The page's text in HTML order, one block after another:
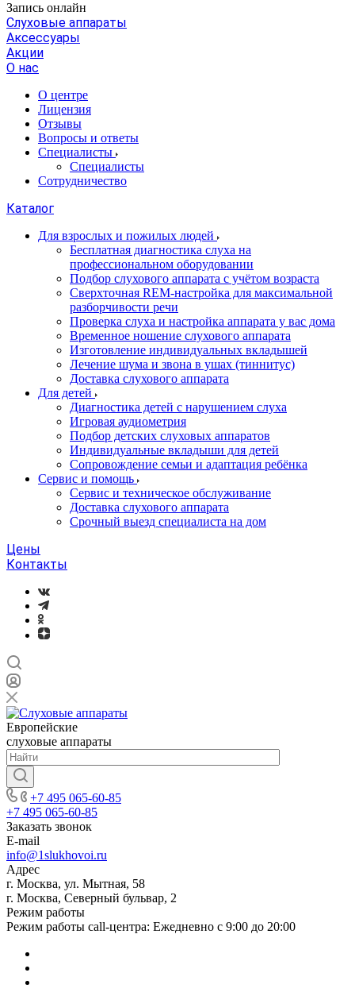
Запись онлайн
Слуховые аппараты
Аксессуары
Акции
О нас
О центре
Лицензия
Отзывы
Вопросы и ответы
Специалисты
Специалисты
Сотрудничество
Каталог
Для взрослых и пожилых людей
Бесплатная диагностика слуха на
профессиональном оборудовании
Подбор слухового аппарата с учётом возраста
Сверхточная REM-настройка для максимальной
разборчивости речи
Проверка слуха и настройка аппарата у вас дома
Временное ношение слухового аппарата
Изготовление индивидуальных вкладышей
Лечение шума и звона в ушах (тиннитус)
Доставка слухового аппарата
Для детей
Диагностика детей с нарушением слуха
Игровая аудиометрия
Подбор детских слуховых аппаратов
Индивидуальные вкладыши для детей
Сопровождение семьи и адаптация ребёнка
Сервис и помощь
Сервис и техническое обслуживание
Доставка слухового аппарата
Срочный выезд специалиста на дом
Цены
Контакты
Европейские
слуховые аппараты
+7 495 065-60-85
+7 495 065-60-85
Заказать звонок
E-mail
info@1slukhovoi.ru
Адрес
г. Москва, ул. Мытная, 58
г. Москва, Северный бульвар, 2
Режим работы
Режим работы call-центра: Ежедневно с 9:00 до 20:00